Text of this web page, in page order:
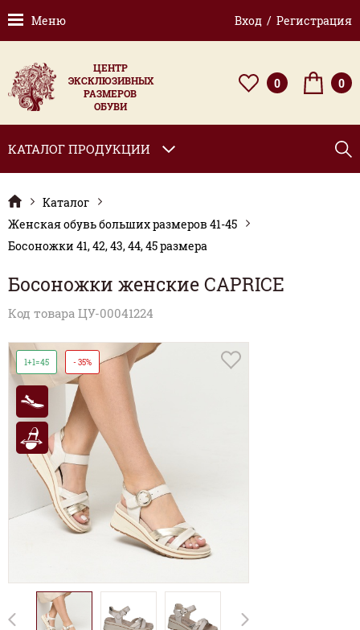
Меню Вход / Регистрация
ЦЕНТР
ЭКСКЛЮЗИВНЫХ
РАЗМЕРОВ
ОБУВИ
0 0
КАТАЛОГ ПРОДУКЦИИ
Каталог
Женская обувь больших размеров 41-45
Босоножки 41, 42, 43, 44, 45 размера
Босоножки женские CAPRICE
Код товара ЦУ-00041224
1+1=45 - 35%